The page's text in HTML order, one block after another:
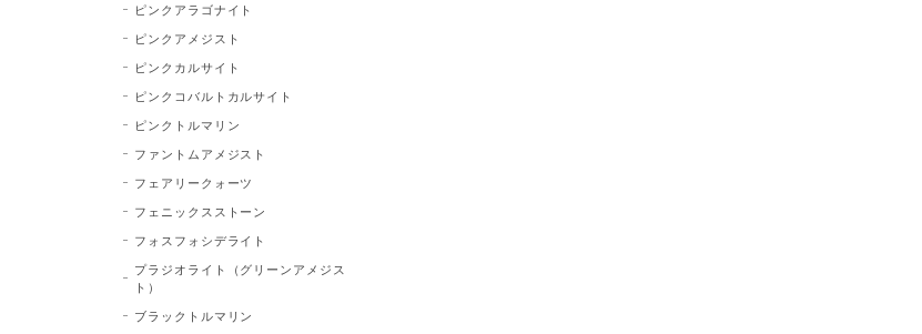
ピンクアラゴナイト
ピンクアメジスト
ピンクカルサイト
ピンクコバルトカルサイト
ピンクトルマリン
ファントムアメジスト
フェアリークォーツ
フェニックスストーン
フォスフォシデライト
プラジオライト（グリーンアメジス
ト）
ブラックトルマリン